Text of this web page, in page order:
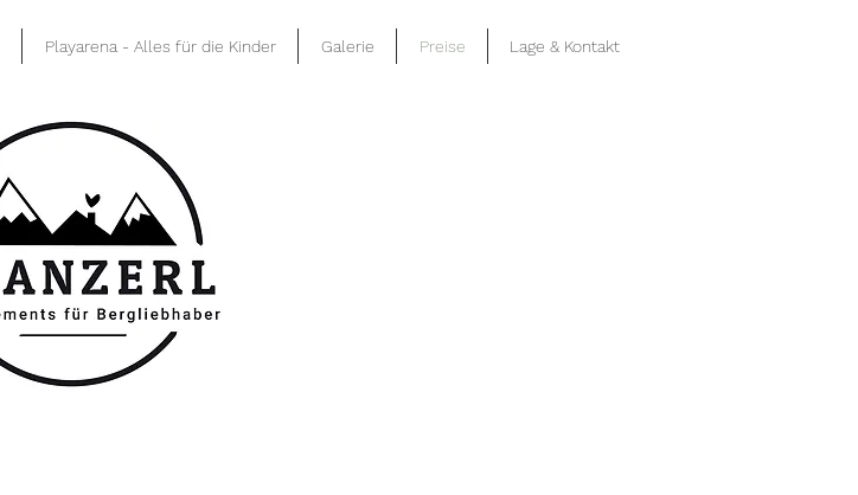
Playarena - Alles für die Kinder Galerie Preise Lage & Kontakt